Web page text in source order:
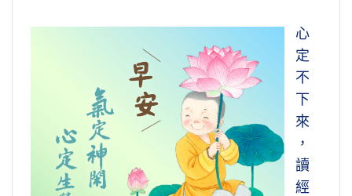
心
定
不
下
來
，
讀
經